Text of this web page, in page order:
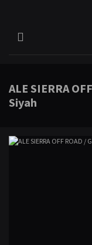
ALE SIERRA
Siyah